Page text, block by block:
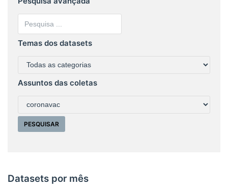
Temas dos datasets
Assuntos das coletas
Datasets por mês